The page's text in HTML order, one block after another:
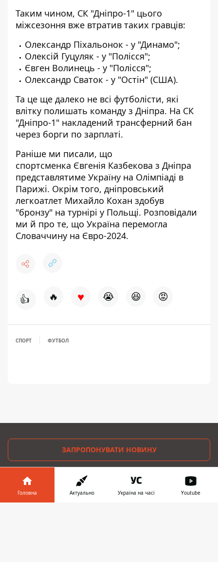
Таким чином, СК "Дніпро-1" цього
міжсезоння вже втратив таких гравців:
Олександр Піхальонок - у "Динамо";
Олексій Гуцуляк - у "Полісся";
Євген Волинець - у "Полісся";
Олександр Сваток - у "Остін" (США).
Та це ще далеко не всі футболісти, які
влітку полишать команду з Дніпра. На СК
"Дніпро-1" накладений трансферний бан
через борги по зарплаті.
Раніше ми писали, що
спортсменка Євгенія Казбекова з Дніпра
представлятиме Україну на Олімпіаді в
Парижі. Окрім того, дніпровський
легкоатлет Михайло Кохан здобув
"бронзу" на турнірі у Польщі. Розповідали
ми й про те, що Україна перемогла
Словаччину на Євро-2024.
👍 🔥 ♥ 😭 😆 😡
СПОРТ ФУТБОЛ
ЗАПРОПОНУВАТИ НОВИНУ
Дніпро
Головна Актуально Україна на часі Youtube